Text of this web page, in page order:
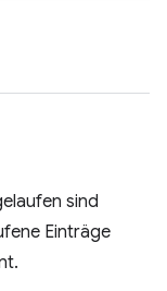
sind
Einträge